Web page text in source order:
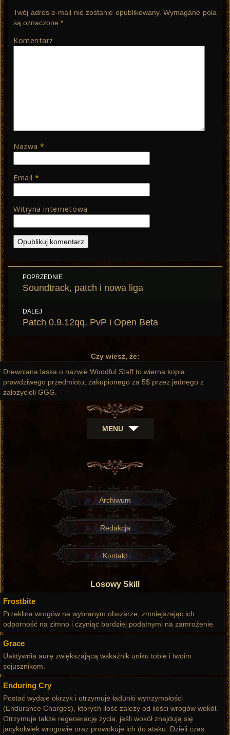
Twój adres e-mail nie zostanie opublikowany. Wymagane pola
są oznaczone *
Komentarz
Nazwa*
Email*
Witryna internetowa
Nawigacja
wpisu
POPRZEDNIE
Poprzedni
Soundtrack, patch i nowa liga
DALEJ
Następny
Patch 0.9.12qq, PvP i Open Beta
Czy wiesz, że:
Drewniana laska o nazwie Woodful Staff to wierna kopia
prawdziwego przedmiotu, zakupionego za 5$ przez jednego z
założycieli GGG.
MENU
Archiwum
Redakcja
Kontakt
Losowy Skill
Frostbite
Przeklina wrogów na wybranym obszarze, zmniejszając ich
odporność na zimno i czyniąc bardziej podatnymi na zamrożenie.
Grace
Uaktywnia aurę zwiększającą wskaźnik uniku tobie i twoim
sojusznikom.
Enduring Cry
Postać wydaje okrzyk i otrzymuje ładunki wytrzymałości
(Endurance Charges), których ilość zależy od ilości wrogów wokół.
Otrzymuje także regenerację życia, jeśli wokół znajdują się
jacykolwiek wrogowie oraz prowokuje ich do ataku. Dzieli czas